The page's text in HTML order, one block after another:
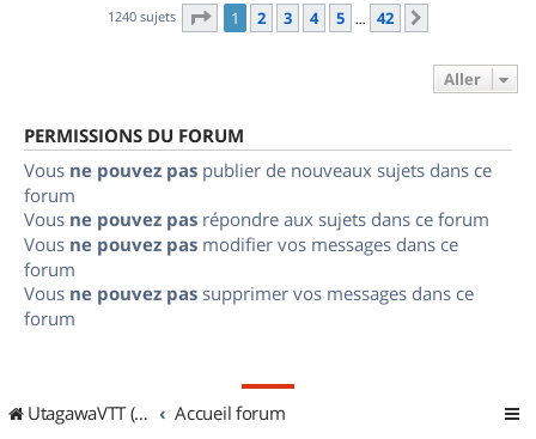
1240 sujets Page 1sur
1 2 3 4 5 … 42
Aller
PERMISSIONS DU FORUM
Vous ne pouvez pas publier de nouveaux sujets dans ce
forum
Vous ne pouvez pas répondre aux sujets dans ce forum
Vous ne pouvez pas modifier vos messages dans ce
forum
Vous ne pouvez pas supprimer vos messages dans ce
forum
UtagawaVTT (Randos VTT et VTTAE avec traces GPS) Accueil forum